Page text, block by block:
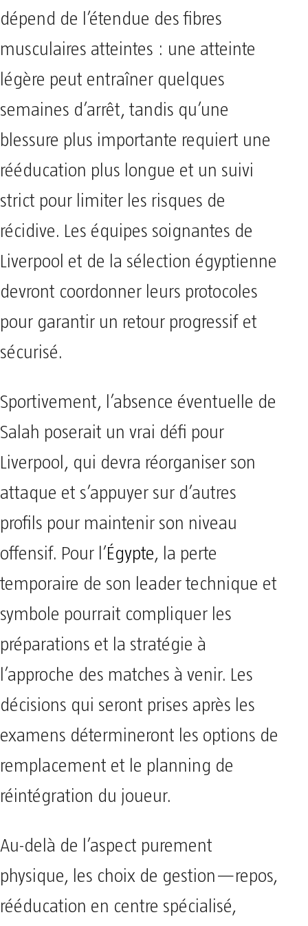
dépend de l’étendue des fibres
musculaires atteintes : une atteinte
légère peut entraîner quelques
semaines d’arrêt, tandis qu’une
blessure plus importante requiert une
rééducation plus longue et un suivi
strict pour limiter les risques de
récidive. Les équipes soignantes de
Liverpool et de la sélection égyptienne
devront coordonner leurs protocoles
pour garantir un retour progressif et
sécurisé.
Sportivement, l’absence éventuelle de
Salah poserait un vrai défi pour
Liverpool, qui devra réorganiser son
attaque et s’appuyer sur d’autres
profils pour maintenir son niveau
offensif. Pour l’Égypte, la perte
temporaire de son leader technique et
symbole pourrait compliquer les
préparations et la stratégie à
l’approche des matches à venir. Les
décisions qui seront prises après les
examens détermineront les options de
remplacement et le planning de
réintégration du joueur.
Au-delà de l’aspect purement
physique, les choix de gestion—repos,
rééducation en centre spécialisé,